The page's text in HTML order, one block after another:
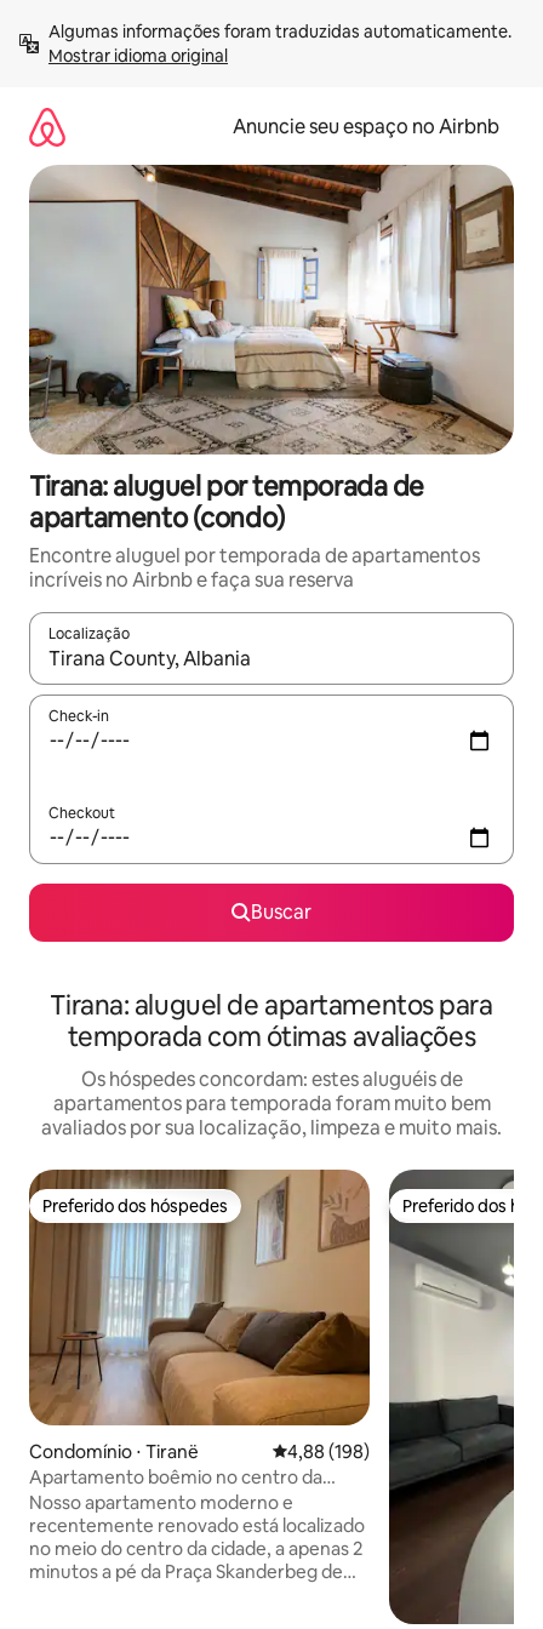
para
Mostrar idioma original
Anuncie seu espaço no Airbnb
Tirana: aluguel por temporada de
apartamento (condo)
Encontre aluguel por temporada de apartamentos
incríveis no Airbnb e faça sua reserva
Localização
Quando os resultados estiverem disponíveis, explore-os
Check-in
Checkout
Buscar
Tirana: aluguel de apartamentos para
temporada com ótimas avaliações
Os hóspedes concordam: estes aluguéis de
apartamentos para temporada foram muito bem
avaliados por sua localização, limpeza e muito mais.
Preferido dos hóspedes
Preferido dos hóspedes
Condomínio ⋅ Tiranë 4,88 de uma avaliação média de
4,88 (198)
Apartamento boêmio no centro da
cidade
Nosso apartamento moderno e
recentemente renovado está localizado
no meio do centro da cidade, a apenas 2
minutos a pé da Praça Skanderbeg de
Preferido dos
Preferido dos